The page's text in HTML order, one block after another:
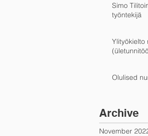
Simo
työntekijä
Ylityökielto
Olulised
Archive
November